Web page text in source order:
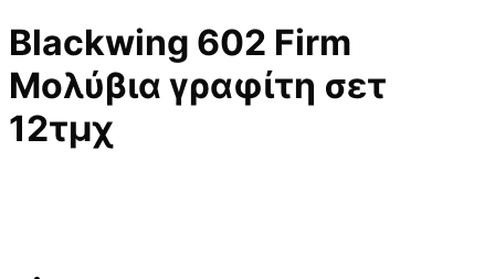
Blackwing 602 Firm
Μολύβια γραφίτη σετ
12τμχ